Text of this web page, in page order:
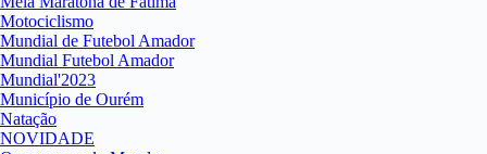
Motociclismo
Mundial de Futebol Amador
Mundial Futebol Amador
Mundial'2023
Município de Ourém
Natação
NOVIDADE